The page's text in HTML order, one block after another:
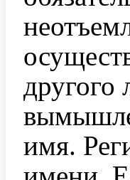
другого
имя.